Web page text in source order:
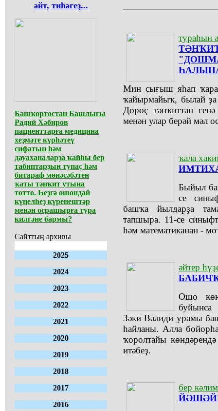
әйт, тиһәгеҙ...
Башҡортостан Башлығы
Радий Хәбиров
пациенттарға медицина
хеҙмәте күрһәтеү
сифатын һәм
дауаханаларҙа ҡайһы бер
табиптарҙың тупаҫ һәм
битараф мөнәсәбәтен
ҡаты тәнҡит утына
тотто. Һеҙгә ошондай
күңелһеҙ күренештәр
менән осрашырға тура
килгәне бармы?
Сайттың архивы
2025
2024
2023
2022
2021
2020
2019
2018
2017
2016
тураһын
Мин сығыш яһап
ҡайырмайыҡ, былай
Дөрөҫ тәнҡиттән
менән улар берәй мәл
ҡала
Быйыл
се
башҡа йылдарҙа
тапшыра. 11-се
һәм математиканан -
әйтер
Ошо
буйынса
Зәки Вәлиди урамы
һайланы. Алла
ҡоролтайы
итәбеҙ.
бер